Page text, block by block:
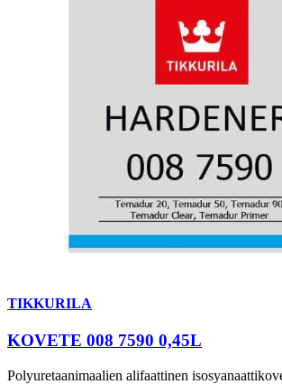
TIKKURILA
KOVETE 008 7590 0,45L
Polyuretaanimaalien alifaattinen